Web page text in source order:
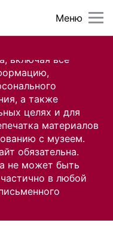
включая все
а также
целях и для
материалов
с музеем.
обязательна.
не может быть
в любой
Меню